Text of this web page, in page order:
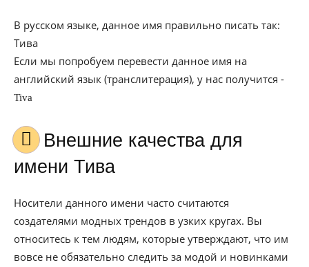
В русском языке, данное имя правильно писать так:
Тива
Если мы попробуем перевести данное имя на
английский язык (транслитерация), у нас получится -
Tiva
Внешние качества для
имени Тива
Носители данного имени часто считаются
создателями модных трендов в узких кругах. Вы
относитесь к тем людям, которые утверждают, что им
вовсе не обязательно следить за модой и новинками